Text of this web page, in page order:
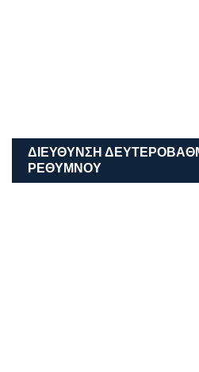
ΔΙΕΎΘΥΝΣΗ
ΡΕΘΎΜΝΟΥ